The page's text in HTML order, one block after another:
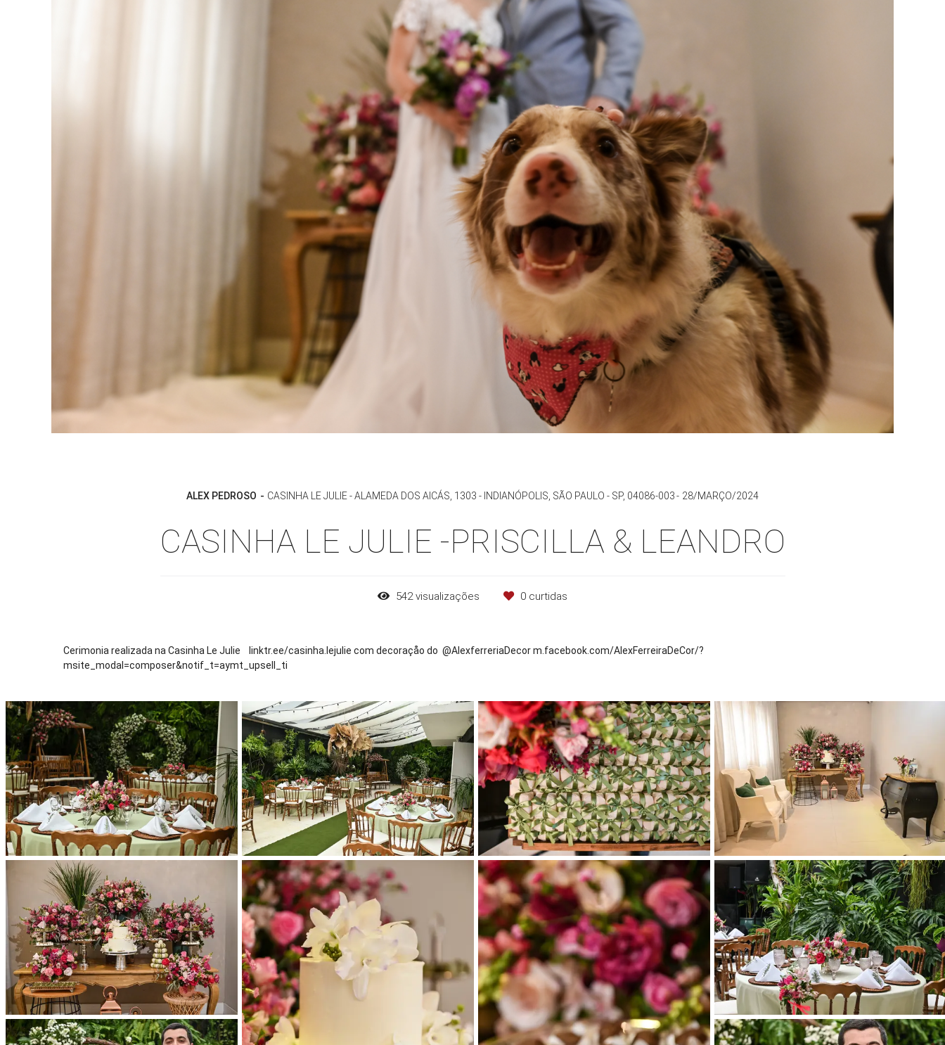
ALEX PEDROSO CASINHA LE JULIE - ALAMEDA DOS AICÁS, 1303 - INDIANÓPOLIS, SÃO PAULO - SP, 04086-003 28/MARÇO/2024
CASINHA LE JULIE -PRISCILLA & LEANDRO
542visualizações 0 curtidas
Cerimonia realizada na Casinha Le Julie linktr.ee/casinha.lejulie com decoraçåo do @AlexferreriaDecor m.facebook.com/AlexFerreiraDeCor/?
msite_modal=composer&notif_t=aymt_upsell_ti